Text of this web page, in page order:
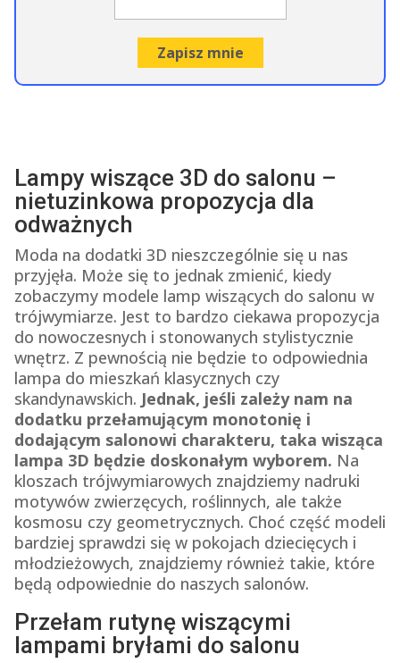
Lampy wiszące 3D do salonu –
nietuzinkowa propozycja dla
odważnych
Moda na dodatki 3D nieszczególnie się u nas
przyjęła. Może się to jednak zmienić, kiedy
zobaczymy modele lamp wiszących do salonu w
trójwymiarze. Jest to bardzo ciekawa propozycja
do nowoczesnych i stonowanych stylistycznie
wnętrz. Z pewnością nie będzie to odpowiednia
lampa do mieszkań klasycznych czy
skandynawskich. Jednak, jeśli zależy nam na
dodatku przełamującym monotonię i
dodającym salonowi charakteru, taka wisząca
lampa 3D będzie doskonałym wyborem. Na
kloszach trójwymiarowych znajdziemy nadruki
motywów zwierzęcych, roślinnych, ale także
kosmosu czy geometrycznych. Choć część modeli
bardziej sprawdzi się w pokojach dziecięcych i
młodzieżowych, znajdziemy również takie, które
będą odpowiednie do naszych salonów.
Przełam rutynę wiszącymi
lampami bryłami do salonu